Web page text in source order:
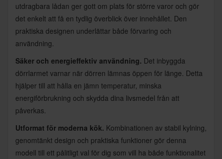
utdragbara lådan ger gott om plats för större varor och gör
det enkelt att få en tydlig överblick över innehållet. Den
praktiska designen underlättar både förvaring och
användning.
Säker och energieffektiv användning. Det inbyggda
dörrlarmet varnar när dörren lämnas öppen för länge. Detta
hjälper till att hålla en jämn temperatur, minska
energiförbrukning och skydda dina livsmedel från att
påverkas.
Utformat för moderna kök. Kombinationen av stabil kylning,
genomtänkt design och praktiska funktioner gör denna
modell till ett pålitligt val för dig som vill ha både funktionalitet